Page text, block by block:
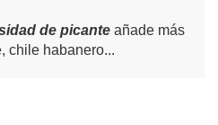
de picante añade más
chile habanero...